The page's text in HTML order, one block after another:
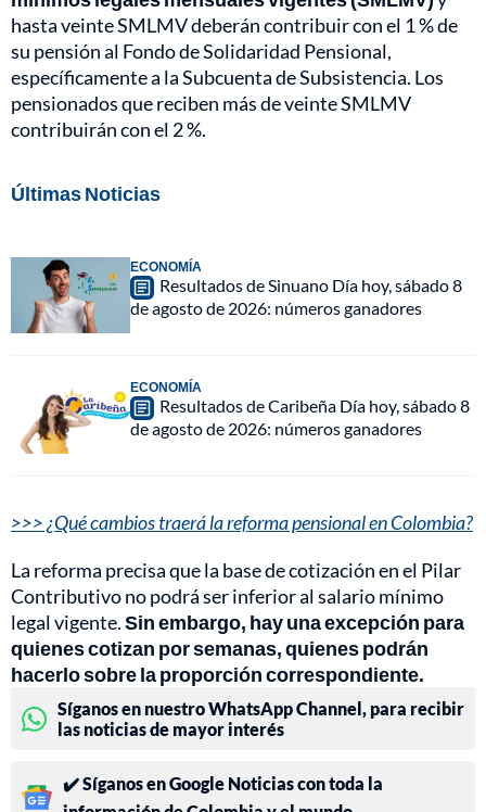
hasta veinte SMLMV deberán contribuir con el 1 % de
su pensión al Fondo de Solidaridad Pensional,
específicamente a la Subcuenta de Subsistencia. Los
pensionados que reciben más de veinte SMLMV
contribuirán con el 2 %.
Últimas Noticias
ECONOMÍA
Resultados de Sinuano Día hoy, sábado 8
de agosto de 2026: números ganadores
ECONOMÍA
Resultados de Caribeña Día hoy, sábado 8
de agosto de 2026: números ganadores
>>> ¿Qué cambios traerá la reforma pensional en Colombia?
La reforma precisa que la base de cotización en el Pilar
Contributivo no podrá ser inferior al salario mínimo
legal vigente.Sin embargo, hay una excepción para
quienes cotizan por semanas, quienes podrán
hacerlo sobre la proporción correspondiente.
Síganos en nuestro WhatsApp Channel, para recibir
las noticias de mayor interés
✔️ Síganos en Google Noticias con toda la